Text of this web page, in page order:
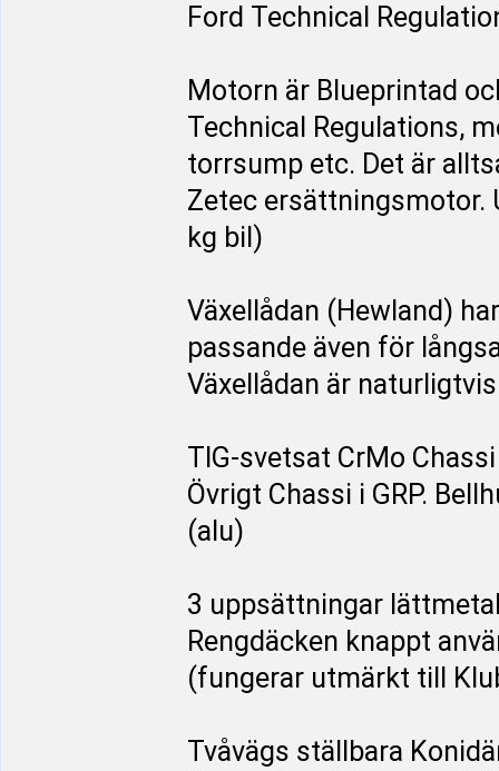
Ford Technical
Motorn är Blueprintad
Technical Regulations,
torrsump etc. Det är
Zetec ersättningsmotor.
kg bil)
Växellådan (Hewland)
passande även för
Växellådan är
TIG-svetsat CrMo
Övrigt Chassi i GRP.
(alu)
3 uppsättningar
Rengdäcken knappt
(fungerar utmärkt till
Tvåvägs ställbara